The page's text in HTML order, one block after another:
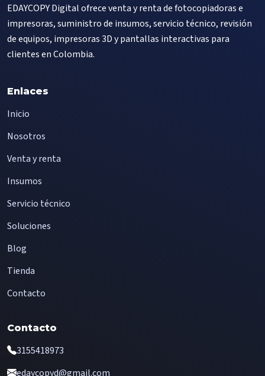
EDAYCOPY Digital ofrece venta y renta de fotocopiadoras e
impresoras, suministro de insumos, servicio técnico, revisión
de equipos, impresoras 3D y pantallas interactivas para
clientes en Colombia.
Enlaces
Inicio
Nosotros
Venta y renta
Insumos
Servicio técnico
Soluciones
Blog
Tienda
Contacto
Contacto
3155418973
edaycopyd@gmail.com